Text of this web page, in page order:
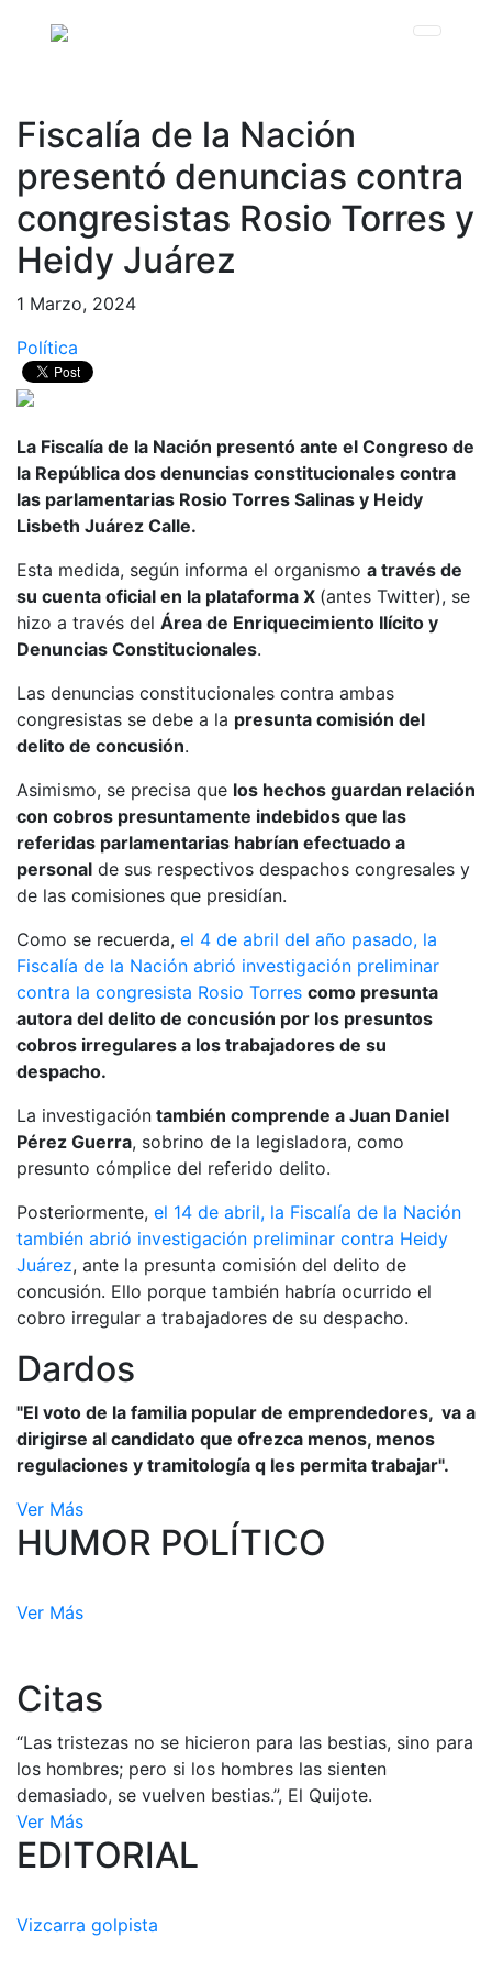
Fiscalía de la Nación
presentó denuncias contra
congresistas Rosio Torres y
Heidy Juárez
1 Marzo, 2024
Política
La Fiscalía de la Nación presentó ante el Congreso de
la República dos denuncias constitucionales contra
las parlamentarias Rosio Torres Salinas y Heidy
Lisbeth Juárez Calle.
Esta medida, según informa el organismo a través de
su cuenta oficial en la plataforma X (antes Twitter), se
hizo a través del Área de Enriquecimiento Ilícito y
Denuncias Constitucionales.
Las denuncias constitucionales contra ambas
congresistas se debe a la presunta comisión del
delito de concusión.
Asimismo, se precisa que los hechos guardan relación
con cobros presuntamente indebidos que las
referidas parlamentarias habrían efectuado a
personal de sus respectivos despachos congresales y
de las comisiones que presidían.
Como se recuerda, el 4 de abril del año pasado, la
Fiscalía de la Nación abrió investigación preliminar
contra la congresista Rosio Torres como presunta
autora del delito de concusión por los presuntos
cobros irregulares a los trabajadores de su
despacho.
La investigación también comprende a Juan Daniel
Pérez Guerra, sobrino de la legisladora, como
presunto cómplice del referido delito.
Posteriormente, el 14 de abril, la Fiscalía de la Nación
también abrió investigación preliminar contra Heidy
Juárez, ante la presunta comisión del delito de
concusión. Ello porque también habría ocurrido el
cobro irregular a trabajadores de su despacho.
Dardos
"El voto de la familia popular de emprendedores, va a
dirigirse al candidato que ofrezca menos, menos
regulaciones y tramitología q les permita trabajar".
Ver Más
HUMOR POLÍTICO
Ver Más
Citas
“Las tristezas no se hicieron para las bestias, sino para
los hombres; pero si los hombres las sienten
demasiado, se vuelven bestias.”, El Quijote.
Ver Más
EDITORIAL
Vizcarra golpista